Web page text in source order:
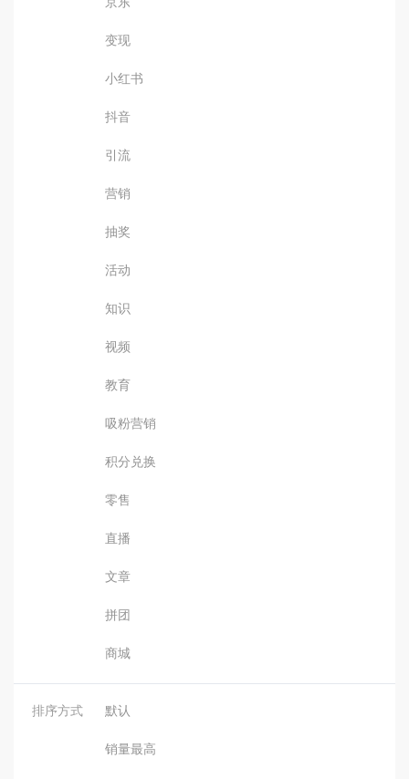
变现
小红书
抖音
引流
营销
抽奖
活动
知识
视频
教育
吸粉营销
积分兑换
零售
直播
文章
拼团
商城
排序方式 默认
销量最高